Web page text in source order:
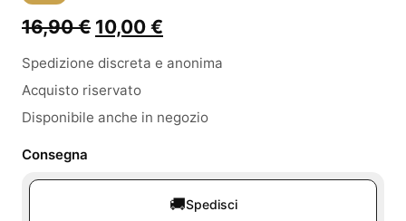
16,90€ Il
prezzo
originale
era:
10,00 €
prezzo
è:
Spedizione discreta e anonima
Acquisto riservato
Disponibile anche in negozio
Consegna
🚚Spedisci